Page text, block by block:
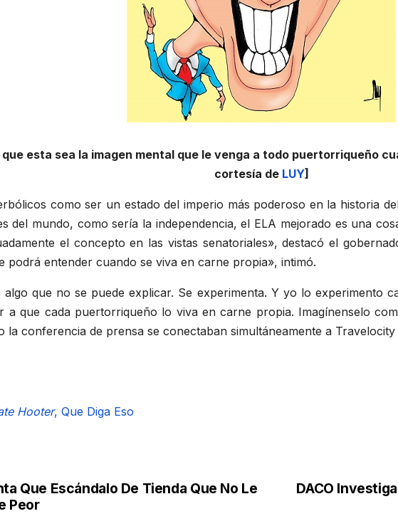
esta sea la imagen mental que le venga a todo puertorriqueño
cortesía de LUY]
como ser un estado del imperio más poderoso en la historia
del mundo, como sería la independencia, el ELA mejorado es una
el concepto en las vistas senatoriales», destacó el
podrá entender cuando se viva en carne propia», intimó.
que no se puede explicar. Se experimenta. Y yo lo experimento
a que cada puertorriqueño lo viva en carne propia. Imagínenselo
conferencia de prensa se conectaban simultáneamente a Travelocity
Hooter, Que Diga Eso
DACO
Que Escándalo De Tienda Que No Le
Peor